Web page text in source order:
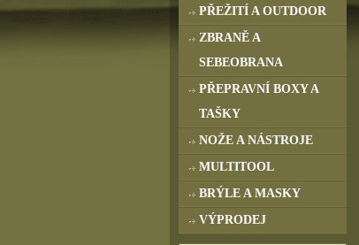
PŘEŽITÍ A OUTDOOR
ZBRANĚ A
SEBEOBRANA
PŘEPRAVNÍ BOXY A
TAŠKY
NOŽE A NÁSTROJE
MULTITOOL
BRÝLE A MASKY
VÝPRODEJ